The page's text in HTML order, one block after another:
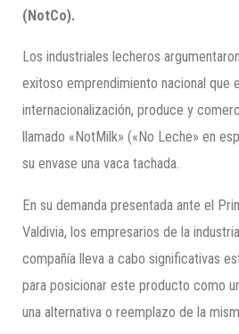
(NotCo).
Los industriales lecheros
exitoso emprendimiento nacional que
internacionalización, produce y
llamado «NotMilk» («No Leche» en
su envase una vaca tachada.
En su demanda presentada ante el
Valdivia, los empresarios de la
compañía lleva a cabo significativas
para posicionar este producto como
una alternativa o reemplazo de la